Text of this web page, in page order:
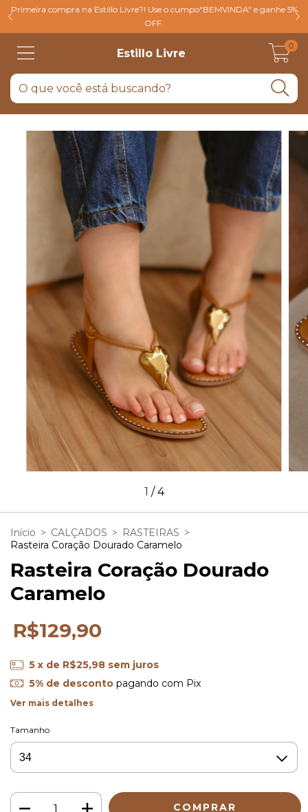
Primeira compra na Estillo Livre?! Use o cumpo"BEMVINDA" e ganhe 5%
OFF.
Estillo Livre
0
1 /4
Início > CALÇADOS > RASTEIRAS >
Rasteira Coração Dourado Caramelo
Rasteira Coração Dourado
Caramelo
R$129,90
5 x de R$25,98 sem juros
5% de descontopagando com Pix
Ver mais detalhes
Tamanho